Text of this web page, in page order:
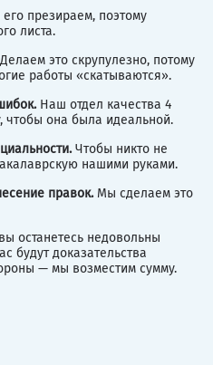
презираем, поэтому
листа.
это скрупулезно, потому
работы «скатываются».
Наш отдел качества 4
чтобы она была идеальной.
Чтобы никто не
нашими руками.
правок.Мы сделаем это
останетесь недовольны
будут доказательства
— мы возместим сумму.